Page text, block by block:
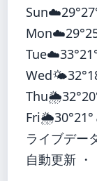
Sun☁️29°
Mon☁️29°
Tue☁️33°
Wed🌤️32°
Thu🌦️32°
Fri🌦️30°21°
ライブデー
自動更新 ・